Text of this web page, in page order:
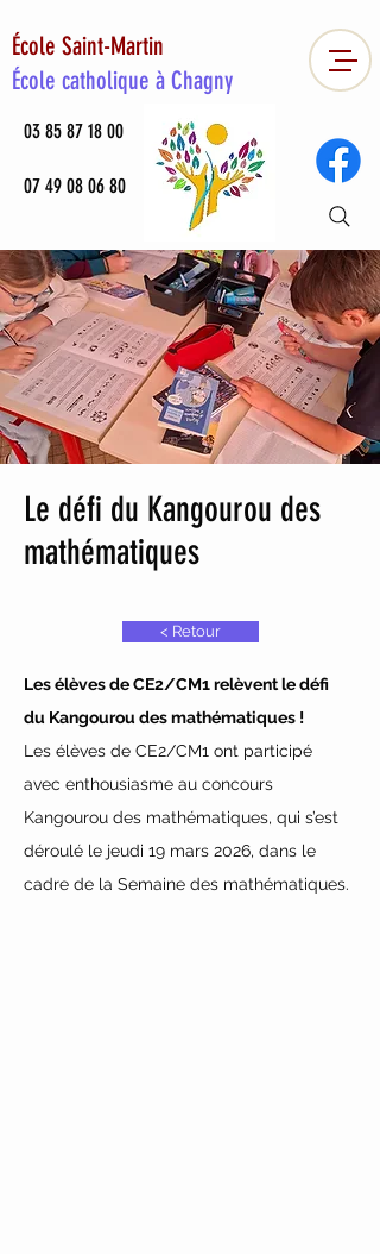
École Saint-Martin
École catholique à Chagny
03 85 87 18 00
07 49 08 06 80
Le défi du Kangourou des
mathématiques
< Retour
Les élèves de CE2/CM1 relèvent le défi
du Kangourou des mathématiques !
Les élèves de CE2/CM1 ont participé
avec enthousiasme au concours
Kangourou des mathématiques, qui s’est
déroulé le jeudi 19 mars 2026, dans le
cadre de la Semaine des mathématiques.